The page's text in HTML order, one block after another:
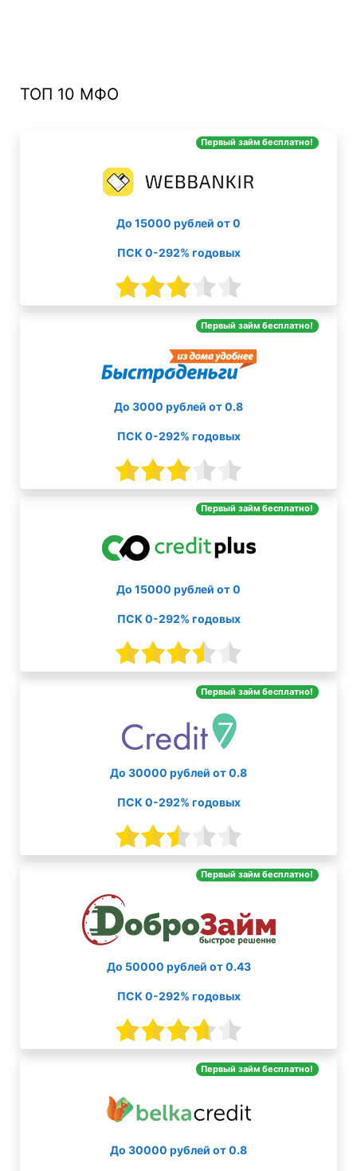
ТОП 10 МФО
Первый займ бесплатно!
До 15000 рублей от 0
ПСК 0-292% годовых
Первый займ бесплатно!
До 3000 рублей от 0.8
ПСК 0-292% годовых
Первый займ бесплатно!
До 15000 рублей от 0
ПСК 0-292% годовых
Первый займ бесплатно!
До 30000 рублей от 0.8
ПСК 0-292% годовых
Первый займ бесплатно!
До 50000 рублей от 0.43
ПСК 0-292% годовых
Первый займ бесплатно!
До 30000 рублей от 0.8